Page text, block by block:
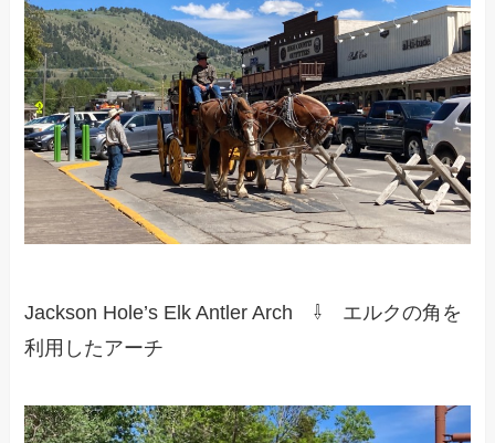
Jackson Hole’s Elk Antler Arch ⇩ エルクの角を
利用したアーチ